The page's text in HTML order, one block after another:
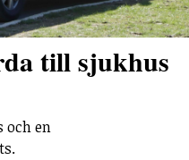
till sjukhus
och en